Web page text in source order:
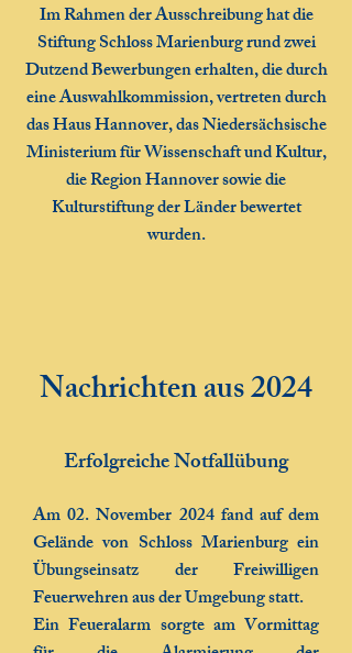
Im Rahmen der Ausschreibung hat die
Stiftung Schloss Marienburg rund zwei
Dutzend Bewerbungen erhalten, die durch
eine Auswahlkommission, vertreten durch
das Haus Hannover, das Niedersächsische
Ministerium für Wissenschaft und Kultur,
die Region Hannover sowie die
Kulturstiftung der Länder bewertet
wurden.
Nachrichten aus 2024
Erfolgreiche Notfallübung
Am 02. November 2024 fand auf dem
Gelände von Schloss Marienburg ein
Übungseinsatz der Freiwilligen
Feuerwehren aus der Umgebung statt.
Ein Feueralarm sorgte am Vormittag